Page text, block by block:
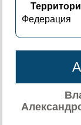
Федерация